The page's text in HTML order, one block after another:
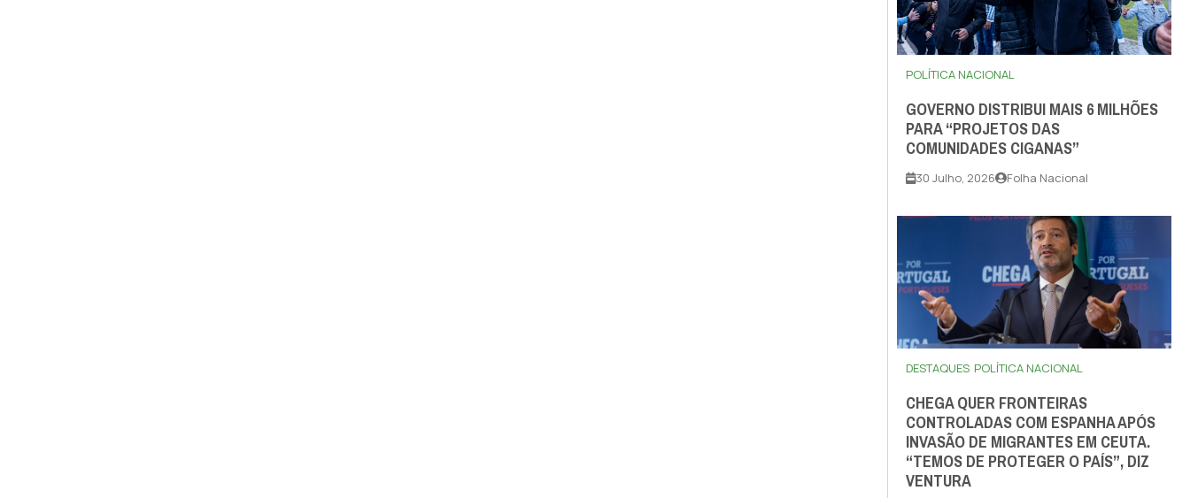
POLÍTICA NACIONAL
GOVERNO DISTRIBUI MAIS 6 MILHÕES
PARA “PROJETOS DAS
COMUNIDADES CIGANAS”
30 Julho, 2026 Folha Nacional
DESTAQUES POLÍTICA NACIONAL
CHEGA QUER FRONTEIRAS
CONTROLADAS COM ESPANHA APÓS
INVASÃO DE MIGRANTES EM CEUTA.
“TEMOS DE PROTEGER O PAÍS”, DIZ
VENTURA